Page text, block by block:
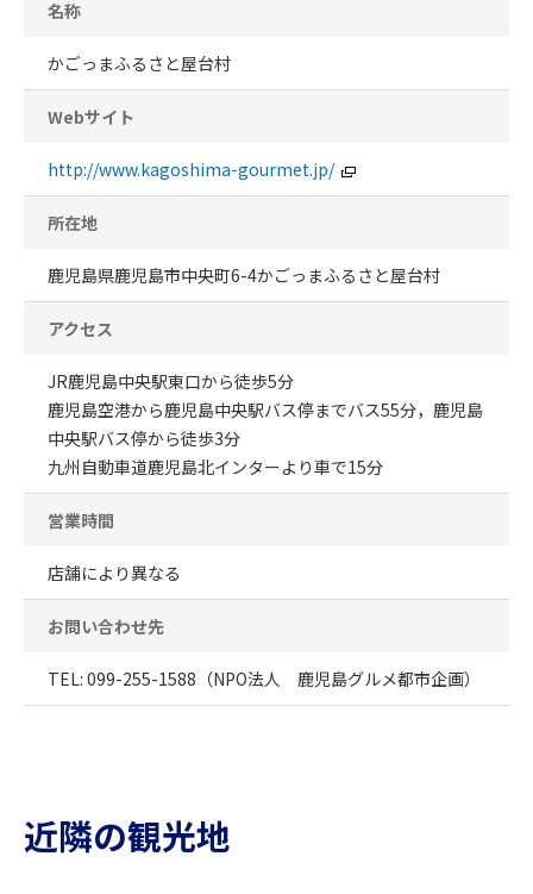
名称
かごっまふるさと屋台村
Webサイト
http://www.kagoshima-gourmet.jp/
所在地
鹿児島県鹿児島市中央町6-4かごっまふるさと屋台村
アクセス
JR鹿児島中央駅東口から徒歩5分
鹿児島空港から鹿児島中央駅バス停までバス55分，鹿児島
中央駅バス停から徒歩3分
九州自動車道鹿児島北インターより車で15分
営業時間
店舗により異なる
お問い合わせ先
TEL: 099-255-1588（NPO法人 鹿児島グルメ都市企画）
近隣の観光地